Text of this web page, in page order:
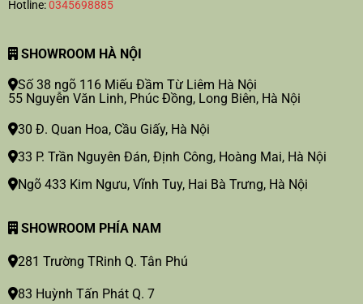
Hotline:0345698885
SHOWROOM HÀ NỘI
Số 38 ngõ 116 Miếu Đầm Từ Liêm Hà Nội
55 Nguyễn Văn Linh, Phúc Đồng, Long Biên, Hà Nội
30 Đ. Quan Hoa, Cầu Giấy, Hà Nội
33 P. Trần Nguyên Đán, Định Công, Hoàng Mai, Hà Nội
Ngõ 433 Kim Ngưu, Vĩnh Tuy, Hai Bà Trưng, Hà Nội
SHOWROOM PHÍA NAM
281 Trường TRinh Q. Tân Phú
83 Huỳnh Tấn Phát Q. 7